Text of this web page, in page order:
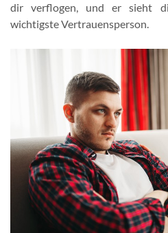
dir verflogen, und er sieht
wichtigste Vertrauensperson.